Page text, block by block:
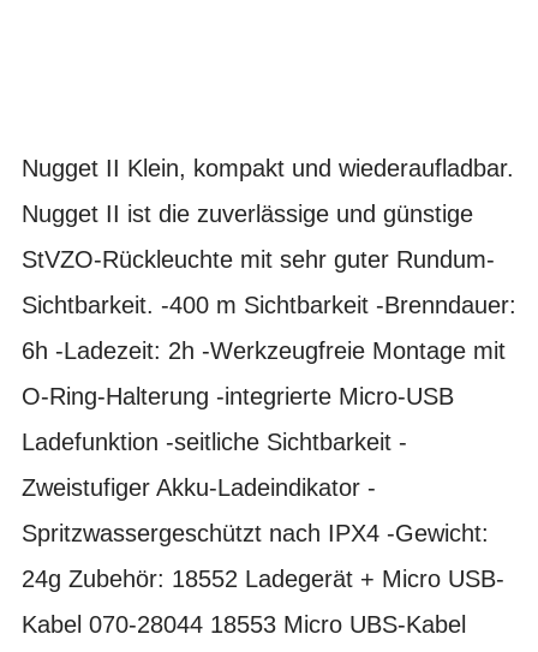
Nugget II Klein, kompakt und wiederaufladbar.
Nugget II ist die zuverlässige und günstige
StVZO-Rückleuchte mit sehr guter Rundum-
Sichtbarkeit. -400 m Sichtbarkeit -Brenndauer:
6h -Ladezeit: 2h -Werkzeugfreie Montage mit
O-Ring-Halterung -integrierte Micro-USB
Ladefunktion -seitliche Sichtbarkeit -
Zweistufiger Akku-Ladeindikator -
Spritzwassergeschützt nach IPX4 -Gewicht:
24g Zubehör: 18552 Ladegerät + Micro USB-
Kabel 070-28044 18553 Micro UBS-Kabel